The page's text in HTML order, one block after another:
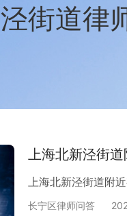
街道律
上海北新泾街
上海北新泾街道附
长宁区律师问答